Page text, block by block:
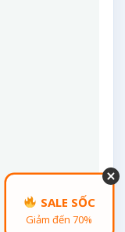
SALE SỐC
Giảm đến 70%